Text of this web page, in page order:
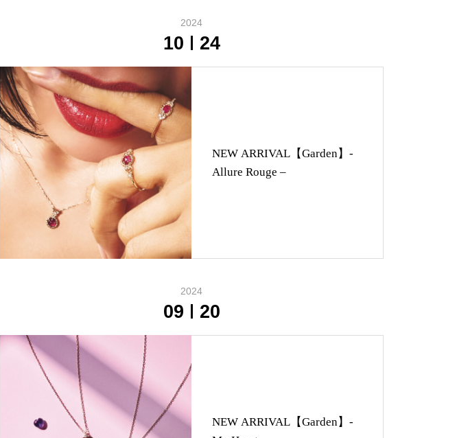
2024
10 24
NEW ARRIVAL【Garden】-
Allure Rouge –
2024
09 20
NEW ARRIVAL【Garden】-